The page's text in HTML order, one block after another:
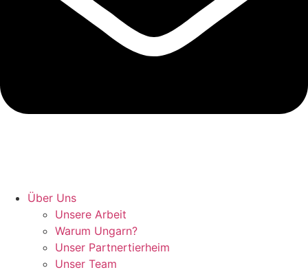
Über Uns
Unsere Arbeit
Warum Ungarn?
Unser Partnertierheim
Unser Team